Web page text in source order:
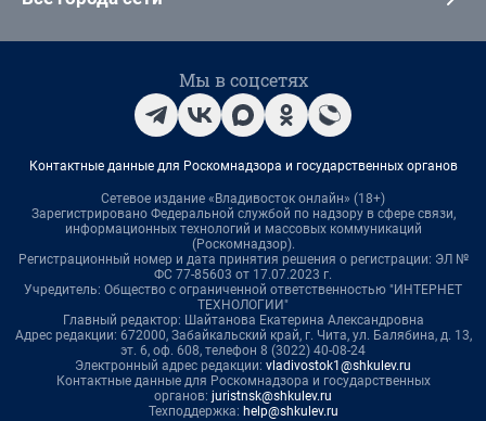
Мы в соцсетях
Контактные данные для Роскомнадзора и государственных органов
Сетевое издание «Владивосток онлайн» (18+)
Зарегистрировано Федеральной службой по надзору в сфере связи,
информационных технологий и массовых коммуникаций
(Роскомнадзор).
Регистрационный номер и дата принятия решения о регистрации: ЭЛ №
ФС 77-85603 от 17.07.2023 г.
Учредитель: Общество с ограниченной ответственностью "ИНТЕРНЕТ
ТЕХНОЛОГИИ"
Главный редактор: Шайтанова Екатерина Александровна
Адрес редакции: 672000, Забайкальский край, г. Чита, ул. Балябина, д. 13,
эт. 6, оф. 608, телефон 8 (3022) 40-08-24
Электронный адрес редакции: vladivostok1@shkulev.ru
Контактные данные для Роскомнадзора и государственных
органов: juristnsk@shkulev.ru
Техподдержка: help@shkulev.ru